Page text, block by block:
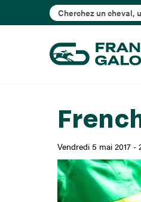
Vendredi 5 mai 2017 -